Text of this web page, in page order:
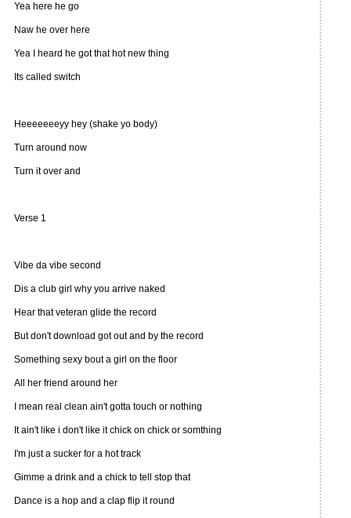
Yea here he go
Naw he over here
Yea I heard he got that hot new thing
Its called switch
Heeeeeeeyy hey (shake yo body)
Turn around now
Turn it over and
Verse 1
Vibe da vibe second
Dis a club girl why you arrive naked
Hear that veteran glide the record
But don't download got out and by the record
Something sexy bout a girl on the floor
All her friend around her
I mean real clean ain't gotta touch or nothing
It ain't like i don't like it chick on chick or somthing
I'm just a sucker for a hot track
Gimme a drink and a chick to tell stop that
Dance is a hop and a clap flip it round